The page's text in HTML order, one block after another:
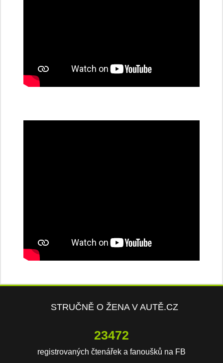
STRUČNĚ O ŽENA V AUTĚ.CZ
23472
registrovaných čtenářek a fanoušků na FB